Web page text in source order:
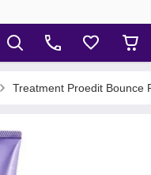
Treatment Proedit Bounce